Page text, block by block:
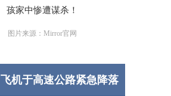
图片来源：Mirror官网
飞机于高速公路紧急降落